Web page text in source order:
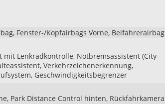
Fenster-/Kopfairbags Vorne, Beifahrerairbag
mit Lenkradkontrolle, Notbremsassistent (City-
Verkehrzeichenerkennung,
Geschwindigkeitsbegrenzer
Park Distance Control hinten, Rückfahrkamera